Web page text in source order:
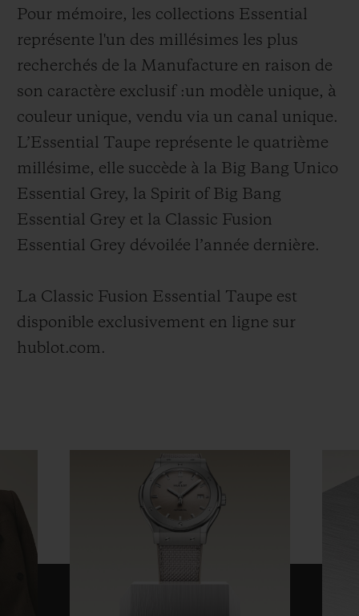
Pour mémoire, les collections Essential
représente l'un des millésimes les plus
recherchés de la Manufacture en raison de
son caractère exclusif :un modèle unique, à
couleur unique, vendu via un canal unique.
L’Essential Taupe représente le quatrième
millésime, elle succède à la Big Bang Unico
Essential Grey, la Spirit of Big Bang
Essential Grey et la Classic Fusion
Essential Grey dévoilée l’année dernière.
La Classic Fusion Essential Taupe est
disponible exclusivement en ligne sur
hublot.com.